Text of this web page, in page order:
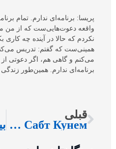
پریسا: برنامه‌ای ندارم. تمام
واقعه دعوت‌هایی‌ست که از من
نکردم که حالا در آینده چه کاری
همینی‌ست که گفتم: تدریس
می‌کنم و گاهی هم، اگر دعوتی
برنامه‌ای ندارم. همین‌طور
قبلی
Эъломия: Биёед Як Руз Аз Зиндагии Худро Сабт Кунем!